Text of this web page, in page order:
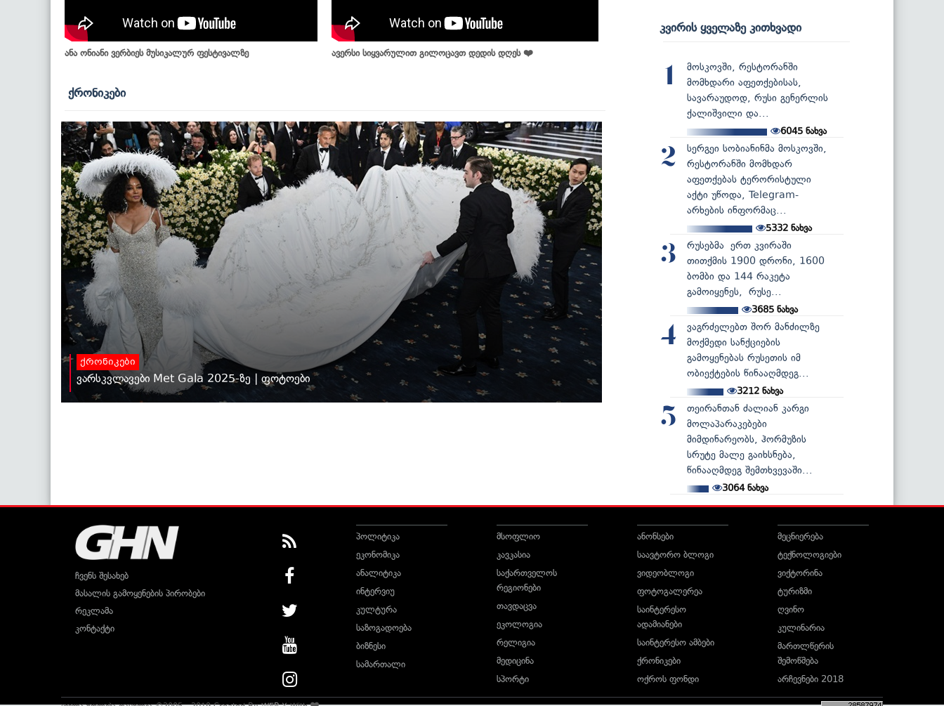
ანა ონიანი ვერბიეს მუსიკალურ ფესტივალზე ავერსი სიყვარულით გილოცავთ დედის დღეს ❤️
ქრონიკები
ქრონიკები
ვარსკვლავები Met Gala 2025-ზე | ფოტოები
კვირის ყველაზე კითხვადი
1
მოსკოვში, რესტორანში
მომხდარი აფეთქებისას,
სავარაუდოდ, რუსი გენერლის
ქალიშვილი და...
6045 ნახვა
2
სერგეი სობიანინმა მოსკოვში,
რესტორანში მომხდარ
აფეთქებას ტერორისტული
აქტი უწოდა, Telegram-
არხების ინფორმაც...
5332 ნახვა
3
რუსებმა ერთ კვირაში
თითქმის 1900 დრონი, 1600
ბომბი და 144 რაკეტა
გამოიყენეს, რუსე...
3685ნახვა
4
ვაგრძელებთ შორ მანძილზე
მოქმედი სანქციების
გამოყენებას რუსეთის იმ
ობიექტების წინააღმდეგ...
3212ნახვა
5
თეირანთან ძალიან კარგი
მოლაპარაკებები
მიმდინარეობს, ჰორმუზის
სრუტე მალე გაიხსნება,
წინააღმდეგ შემთხვევაში...
3064ნახვა
ჩვენს შესახებ
მასალის გამოყენების პირობები
რეკლამა
კონტაქტი
პოლიტიკა
ეკონომიკა
ანალიტიკა
ინტერვიუ
კულტურა
საზოგადოება
ბიზნესი
სამართალი
მსოფლიო
კავკასია
საქართველოს
რეგიონები
თავდაცვა
ეკოლოგია
რელიგია
მედიცინა
სპორტი
ანონსები
საავტორო ბლოგი
ვიდეობლოგი
ფოტოგალერეა
საინტერესო
ადამიანები
საინტერესო ამბები
ქრონიკები
ოქროს ფონდი
მეცნიერება
ტექნოლოგიები
ვიქტორინა
ტურიზმი
ღვინო
კულინარია
მართლწერის
შემოწმება
არჩევნები 2018